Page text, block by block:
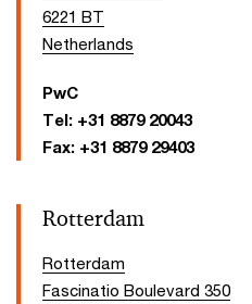
6221 BT
Netherlands
PwC
Tel: +31 8879 20043
Fax: +31 8879 29403
Rotterdam
Rotterdam
Fascinatio Boulevard 350